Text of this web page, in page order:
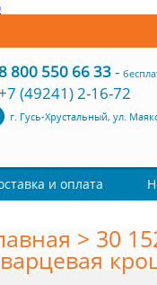
800 550 66 33-
(49241) 2-16-72
г. Гусь-Хрустальный, ул.
и оплата
> 30